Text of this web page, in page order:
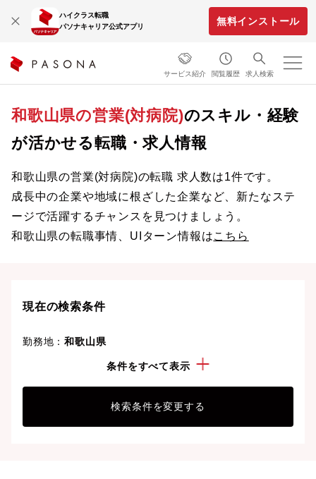
ハイクラス転職
パソナキャリア公式アプリ
無料インストール
サービス紹介 閲覧履歴 求人検索
和歌山県の営業(対病院)のスキル・経験
が活かせる転職・求人情報
和歌山県の営業(対病院)の転職 求人数は1件です。
成長中の企業や地域に根ざした企業など、新たなステ
ージで活躍するチャンスを見つけましょう。
和歌山県の転職事情、UIターン情報はこちら
現在の検索条件
勤務地：和歌山県
営業(対病院)
条件をすべて表示
検索条件を変更する